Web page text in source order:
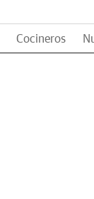
Cocineros